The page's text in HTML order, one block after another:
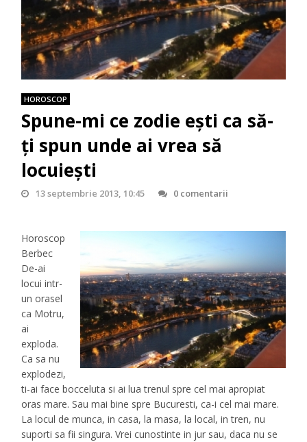
HOROSCOP
Spune-mi ce zodie ești ca să-
ți spun unde ai vrea să
locuiești
13 septembrie 2013, 10:45 0 comentarii
Horoscop
Berbec
De-ai
locui intr-
un orasel
ca Motru,
ai
exploda.
Ca sa nu
explodezi,
ti-ai face bocceluta si ai lua trenul spre cel mai apropiat
oras mare. Sau mai bine spre Bucuresti, ca-i cel mai mare.
La locul de munca, in casa, la masa, la local, in tren, nu
suporti sa fii singura. Vrei cunostinte in jur sau, daca nu se